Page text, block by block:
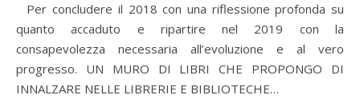
Per concludere il 2018 con una riflessione profonda su
quanto accaduto e ripartire nel 2019 con la
consapevolezza necessaria all’evoluzione e al vero
progresso. UN MURO DI LIBRI CHE PROPONGO DI
INNALZARE NELLE LIBRERIE E BIBLIOTECHE…